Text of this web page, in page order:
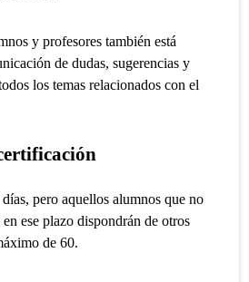
y profesores también está
de dudas, sugerencias y
los temas relacionados con el
pero aquellos alumnos que no
ese plazo dispondrán de otros
de 60.